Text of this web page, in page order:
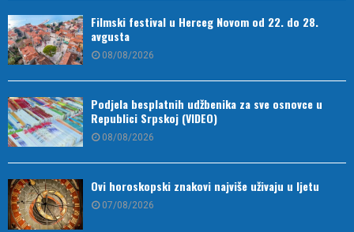
Filmski festival u Herceg Novom od 22. do 28.
avgusta
08/08/2026
Podjela besplatnih udžbenika za sve osnovce u
Republici Srpskoj (VIDEO)
08/08/2026
Ovi horoskopski znakovi najviše uživaju u ljetu
07/08/2026